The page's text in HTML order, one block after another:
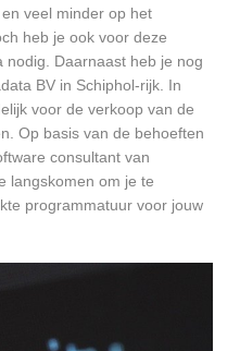
veel minder op het
heb je ook voor deze
Daarnaast heb je nog
BV in Schiphol-rijk. In
voor de verkoop van de
Op basis van de behoeften
consultant van
langskomen om je te
programmatuur voor jouw